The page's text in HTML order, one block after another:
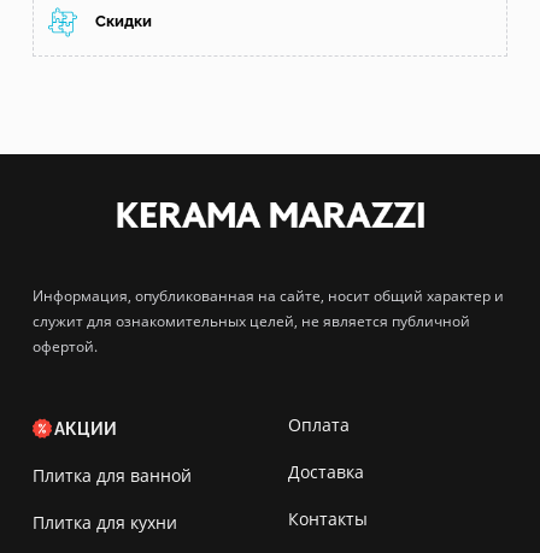
Скидки
Информация, опубликованная на сайте, носит общий характер и
служит для ознакомительных целей, не является публичной
офертой.
АКЦИИ
Плитка для ванной
Плитка для кухни
Оплата
Доставка
Контакты